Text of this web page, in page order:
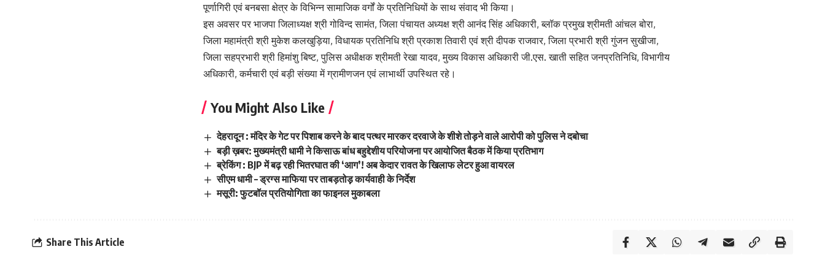
पूर्णागिरी एवं बनबसा क्षेत्र के विभिन्न सामाजिक वर्गों के प्रतिनिधियों के साथ संवाद भी किया।
इस अवसर पर भाजपा जिलाध्यक्ष श्री गोविन्द सामंत, जिला पंचायत अध्यक्ष श्री आनंद सिंह अधिकारी, ब्लॉक प्रमुख श्रीमती आंचल बोरा,
जिला महामंत्री श्री मुकेश कलखुड़िया, विधायक प्रतिनिधि श्री प्रकाश तिवारी एवं श्री दीपक राजवार, जिला प्रभारी श्री गुंजन सुखीजा,
जिला सहप्रभारी श्री हिमांशु बिष्ट, पुलिस अधीक्षक श्रीमती रेखा यादव, मुख्य विकास अधिकारी जी.एस. खाती सहित जनप्रतिनिधि, विभागीय
अधिकारी, कर्मचारी एवं बड़ी संख्या में ग्रामीणजन एवं लाभार्थी उपस्थित रहे।
You Might Also Like
देहरादून : मंदिर के गेट पर पिशाब करने के बाद पत्थर मारकर दरवाजे के शीशे तोड़ने वाले आरोपी को पुलिस ने दबोचा
बड़ी ख़बर: मुख्यमंत्री धामी ने किसाऊ बांध बहुद्देशीय परियोजना पर आयोजित बैठक में किया प्रतिभाग
ब्रेकिंग : BJP में बढ़ रही भितरघात की ‘आग’! अब केदार रावत के खिलाफ लेटर हुआ वायरल
सीएम धामी – ड्रग्स माफिया पर ताबड़तोड़़ कार्यवाही के निर्देश
मसूरी: फुटबॉल प्रतियोगिता का फाइनल मुकाबला
Share This Article